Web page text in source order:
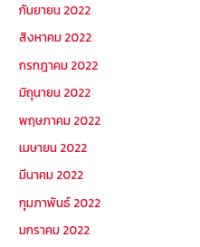
กันยายน 2022
สิงหาคม 2022
กรกฎาคม 2022
มิถุนายน 2022
พฤษภาคม 2022
เมษายน 2022
มีนาคม 2022
กุมภาพันธ์ 2022
มกราคม 2022